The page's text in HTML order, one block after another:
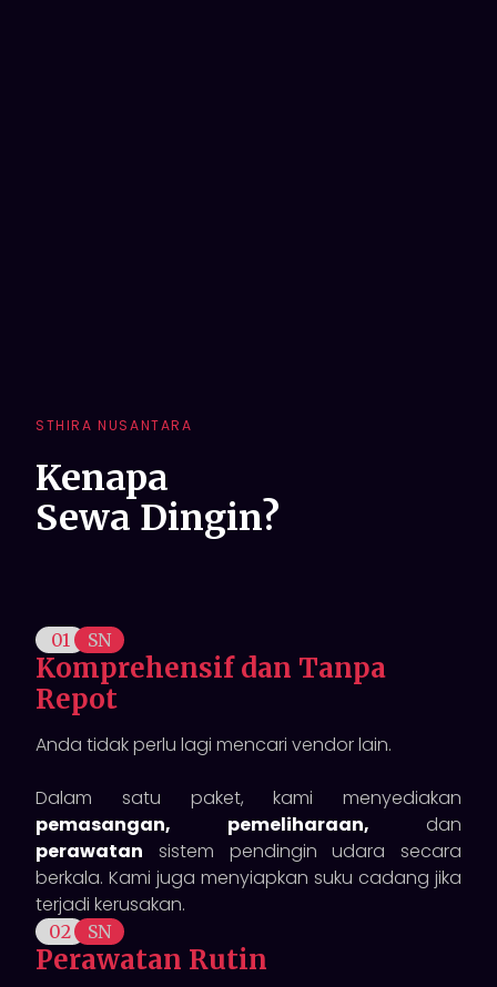
STHIRA NUSANTARA
Kenapa
Sewa Dingin?
01 SN
Komprehensif dan Tanpa
Repot
Anda tidak perlu lagi mencari vendor lain.
Dalam satu paket, kami menyediakan
pemasangan,
pemeliharaan, dan
perawatan sistem pendingin udara secara
berkala. Kami juga menyiapkan suku cadang jika
terjadi kerusakan.
02 SN
Perawatan Rutin